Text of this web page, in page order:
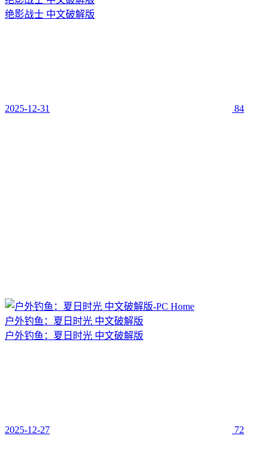
绝影战士 中文破解版
2025-12-31 84
户外钓鱼：夏日时光 中文破解版
户外钓鱼：夏日时光 中文破解版
2025-12-27 72